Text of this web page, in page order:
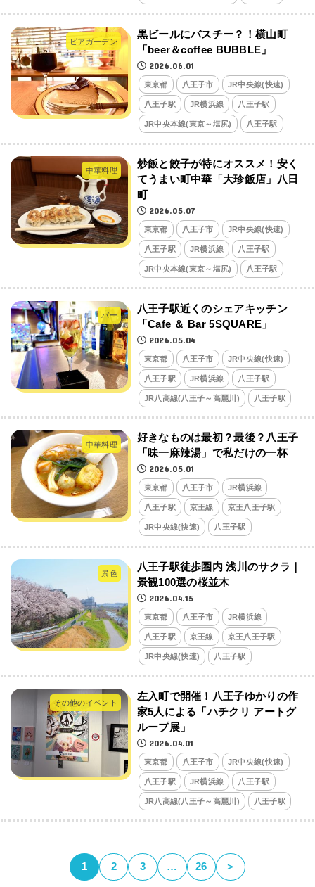
ビアガーデン
黒ビールにバスチー？！横山町
「beer＆coffee BUBBLE」
2026.06.01
東京都 八王子市 JR中央線(快速)
八王子駅 JR横浜線 八王子駅
JR中央本線(東京～塩尻) 八王子駅
中華料理
炒飯と餃子が特にオススメ！安く
てうまい町中華「大珍飯店」八日
町
2026.05.07
東京都 八王子市 JR中央線(快速)
八王子駅 JR横浜線 八王子駅
JR中央本線(東京～塩尻) 八王子駅
バー
八王子駅近くのシェアキッチン
「Cafe ＆ Bar 5SQUARE」
2026.05.04
東京都 八王子市 JR中央線(快速)
八王子駅 JR横浜線 八王子駅
JR八高線(八王子～高麗川) 八王子駅
中華料理
好きなものは最初？最後？八王子
「味一麻辣湯」で私だけの一杯
2026.05.01
東京都 八王子市 JR横浜線
八王子駅 京王線 京王八王子駅
JR中央線(快速) 八王子駅
景色
八王子駅徒歩圏内 浅川のサクラ｜
景観100選の桜並木
2026.04.15
東京都 八王子市 JR横浜線
八王子駅 京王線 京王八王子駅
JR中央線(快速) 八王子駅
その他のイベント
左入町で開催！八王子ゆかりの作
家5人による「ハチクリ アートグ
ループ展」
2026.04.01
東京都 八王子市 JR中央線(快速)
八王子駅 JR横浜線 八王子駅
JR八高線(八王子～高麗川) 八王子駅
1 2 3 … 26 ＞